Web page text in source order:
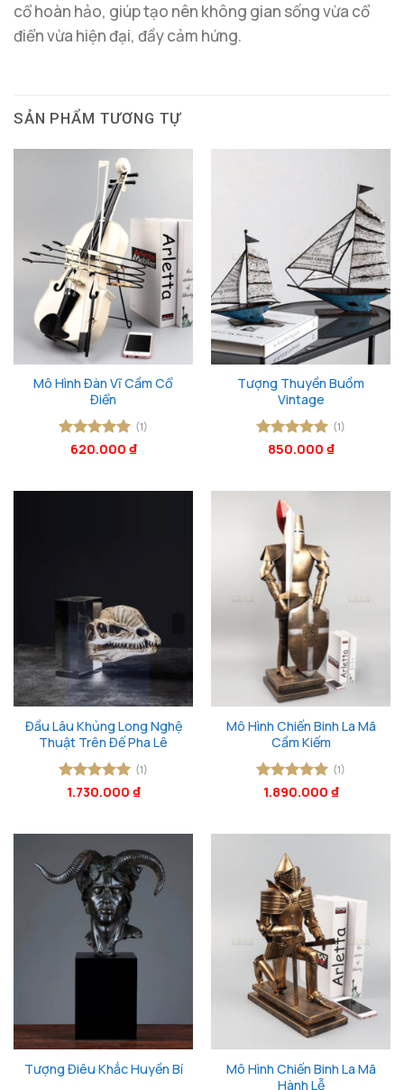
cổ hoàn hảo, giúp tạo nên không gian sống vừa cổ
điển vừa hiện đại, đầy cảm hứng.
SẢN PHẨM TƯƠNG TỰ
Mô Hình Đàn Vĩ Cầm Cổ
Điển
Được xếp
(1)
620.000 ₫
Tượng Thuyền Buồm
Vintage
Được xếp
(1)
850.000 ₫
Đầu Lâu Khủng Long Nghệ
Thuật Trên Đế Pha Lê
Được xếp
(1)
1.730.000 ₫
Mô Hình Chiến Binh La Mã
Cầm Kiếm
Được xếp
(1)
1.890.000 ₫
Tượng Điêu Khắc Huyền Bí
Mô Hình Chiến Binh La Mã
Hành Lễ